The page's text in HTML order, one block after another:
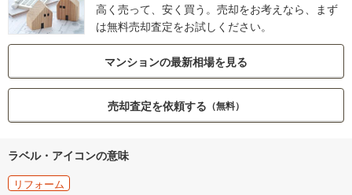
高く売って、安く買う。売却をお考えなら、まず
は無料売却査定をお試しください。
マンションの最新相場を見る
売却査定を依頼する （無料）
ラベル・アイコンの意味
リフォーム